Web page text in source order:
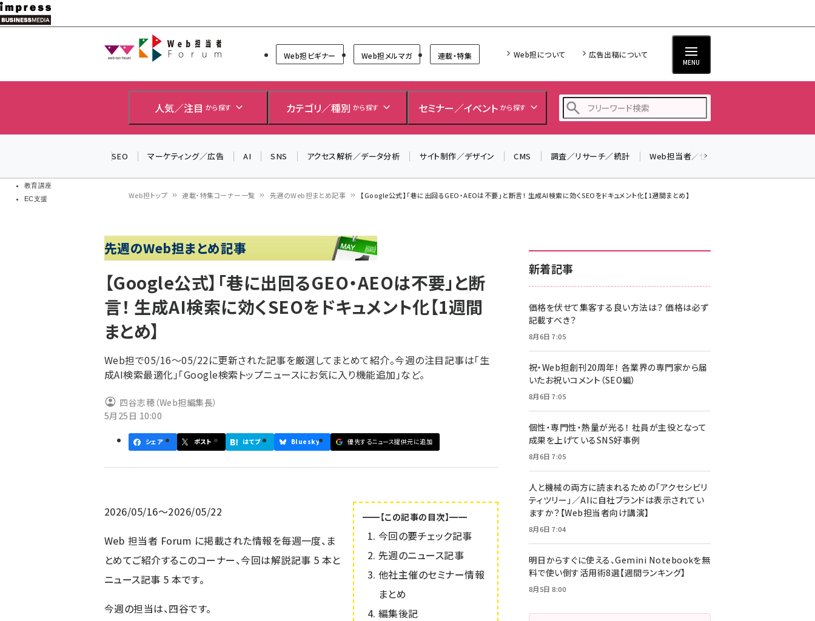
メ
イ
教育講座
EC支援
Web担当者Forum
Web担ビギナー Web担メルマガ 連載・特集 Web担について 広告出稿について
MENU
人気／注目 から探す カテゴリ／種別 から探す セミナー／イベント から探す
z世代 (1622)
meo (1275)
SEO マーケティング／広告 AI SNS アクセス解析／データ分析 サイト制作／デザイン CMS 調査／リサーチ／統計 Web担当者／仕事
ン
く
ず
Web担トップ 連載・特集コーナー一覧 先週のWeb担まとめ記事 【Google公式】「巷に出回るGEO・AEOは不要」と断言！ 生成AI検索に効くSEOをドキュメント化【1週間まとめ】
先週のWeb担まとめ記事
【Google公式】「巷に出回るGEO・AEOは不要」と断
言！ 生成AI検索に効くSEOをドキュメント化【1週間
まとめ】
Web担で05/16～05/22に更新された記事を厳選してまとめて紹介。今週の注目記事は「生
成AI検索最適化」「Google検索トップニュースにお気に入り機能追加」など。
四谷志穂（Web担編集長）
5月25日 10:00
シェア ポスト はてブ Bluesky 優先するニュース提供元に追加
━━【この記事の目次】━━
今回の要チェック記事
先週のニュース記事
他社主催のセミナー情報
まとめ
編集後記
2026/05/16～2026/05/22
Web 担当者 Forum に掲載された情報を毎週一度、ま
とめてご紹介するこのコーナー、今回は解説記事 5 本と
ニュース記事 5 本です。
今週の担当は、四谷です。
新着記事
価格を伏せて集客する良い方法は？ 価格は必ず
記載すべき？
8月6日 7:05
祝・Web担創刊20周年！ 各業界の専門家から届
いたお祝いコメント（SEO編）
8月6日 7:05
個性・専門性・熱量が光る！ 社員が主役となって
成果を上げているSNS好事例
8月6日 7:05
人と機械の両方に読まれるための「アクセシビリ
ティツリー」／AIに自社ブランドは表示されてい
ますか？【Web担当者向け講演】
8月6日 7:04
明日からすぐに使える、Gemini Notebookを無
料で使い倒す活用術8選【週間ランキング】
8月5日 8:00
＼ 8月27日開催、申し込み受付中！ ／
2026」開催！
▼申し込みはこちらから▼